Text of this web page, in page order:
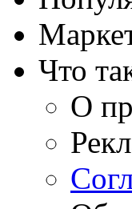
Что
О